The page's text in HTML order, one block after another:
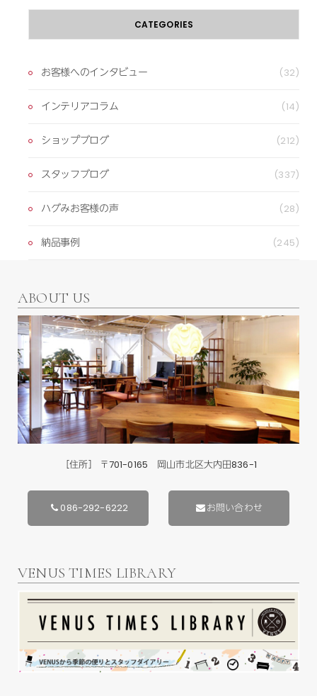
CATEGORIES
お客様へのインタビュー (32)
インテリアコラム (14)
ショップブログ (212)
スタッフブログ (337)
ハグみお客様の声 (28)
納品事例 (245)
ABOUT US
［住所］ 〒701-0165 岡山市北区大内田836-1
086-292-6222 お問い合わせ
VENUS TIMES LIBRARY